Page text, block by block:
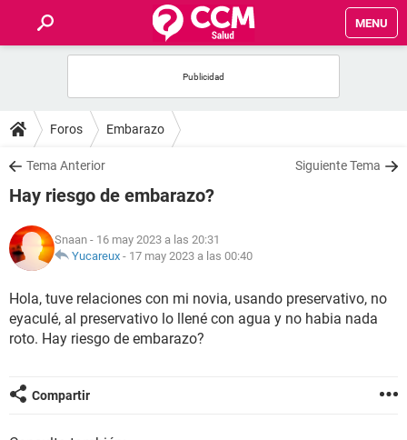
MENU
FOROS
SALUD
FAMILIA
NUTRICIÓN
BIENESTAR
SEXUALIDAD
GLOSARIO
Foros Embarazo
Tema Anterior Siguiente Tema
Hay riesgo de embarazo?
Snaan - 16 may 2023 a las 20:31
Yucareux - 17 may 2023 a las 00:40
Hola, tuve relaciones con mi novia, usando preservativo, no
eyaculé, al preservativo lo llené con agua y no habia nada
roto. Hay riesgo de embarazo?
Compartir